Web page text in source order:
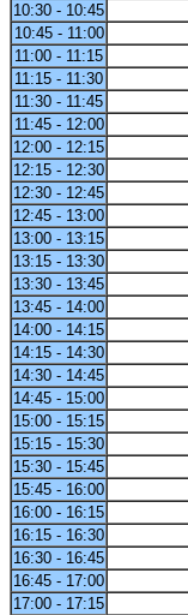
10:30 - 10:45
10:45 - 11:00
11:00 - 11:15
11:15 - 11:30
11:30 - 11:45
11:45 - 12:00
12:00 - 12:15
12:15 - 12:30
12:30 - 12:45
12:45 - 13:00
13:00 - 13:15
13:15 - 13:30
13:30 - 13:45
13:45 - 14:00
14:00 - 14:15
14:15 - 14:30
14:30 - 14:45
14:45 - 15:00
15:00 - 15:15
15:15 - 15:30
15:30 - 15:45
15:45 - 16:00
16:00 - 16:15
16:15 - 16:30
16:30 - 16:45
16:45 - 17:00
17:00 - 17:15